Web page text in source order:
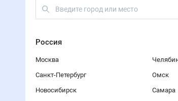
Россия
Москва
Санкт-Петербург
Новосибирск
Омск
Самара